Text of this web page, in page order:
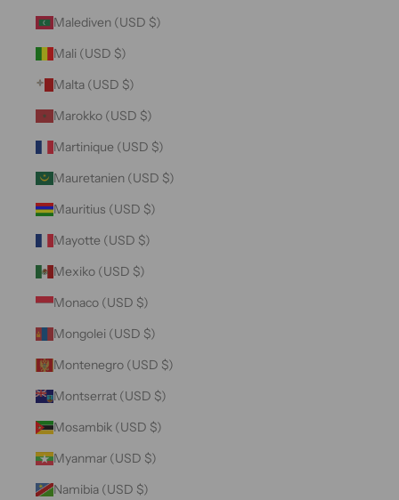
Malediven (USD $)
Mali (USD $)
Malta (USD $)
Marokko (USD $)
Martinique (USD $)
Mauretanien (USD $)
Mauritius (USD $)
Mayotte (USD $)
Mexiko (USD $)
Monaco (USD $)
Mongolei (USD $)
Montenegro (USD $)
Montserrat (USD $)
Mosambik (USD $)
Myanmar (USD $)
Namibia (USD $)